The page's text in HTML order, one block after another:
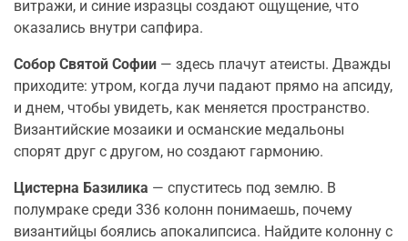
витражи, и синие изразцы создают ощущение, что
оказались внутри сапфира.
Собор Святой Софии — здесь плачут атеисты. Дважды
приходите: утром, когда лучи падают прямо на апсиду,
и днем, чтобы увидеть, как меняется пространство.
Византийские мозаики и османские медальоны
спорят друг с другом, но создают гармонию.
Цистерна Базилика — спуститесь под землю. В
полумраке среди 336 колонн понимаешь, почему
византийцы боялись апокалипсиса. Найдите колонну с